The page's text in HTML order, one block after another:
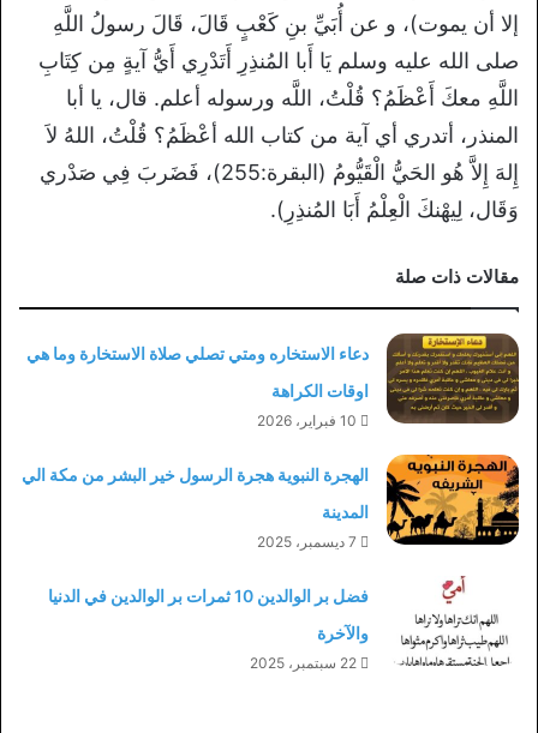
إلا أن يموت)، و عن أُبَيِّ بنِ كَعْبٍ قَالَ، قَالَ رسولُ اللَّهِ
صلى الله عليه وسلم يَا أَبا المُنذِرِ أَتَدْرِي أَيُّ آيةٍ مِن كِتَابِ
اللَّهِ معكَ أَعْظَمُ؟ قُلْتُ، اللَّه ورسوله أعلم. قال، يا أبا
المنذر، أتدري أي آية من كتاب الله أعْظَمُ؟ قُلْتُ، اللهُ لاَ
إِلهَ إِلاَّ هُو الحَيُّ الْقَيُّومُ (البقرة:255)، فَضَربَ فِي صَدْري
وَقَال، لِيهْنكَ الْعِلْمُ أَبَا المُنذِرِ).
مقالات ذات صلة
دعاء الاستخاره ومتي تصلي صلاة الاستخارة وما هي
اوقات الكراهة
10 فبراير، 2026
الهجرة النبوية هجرة الرسول خير البشر من مكة الي
المدينة
7 ديسمبر، 2025
فضل بر الوالدين 10 ثمرات بر الوالدين في الدنيا
والآخرة
22 سبتمبر، 2025